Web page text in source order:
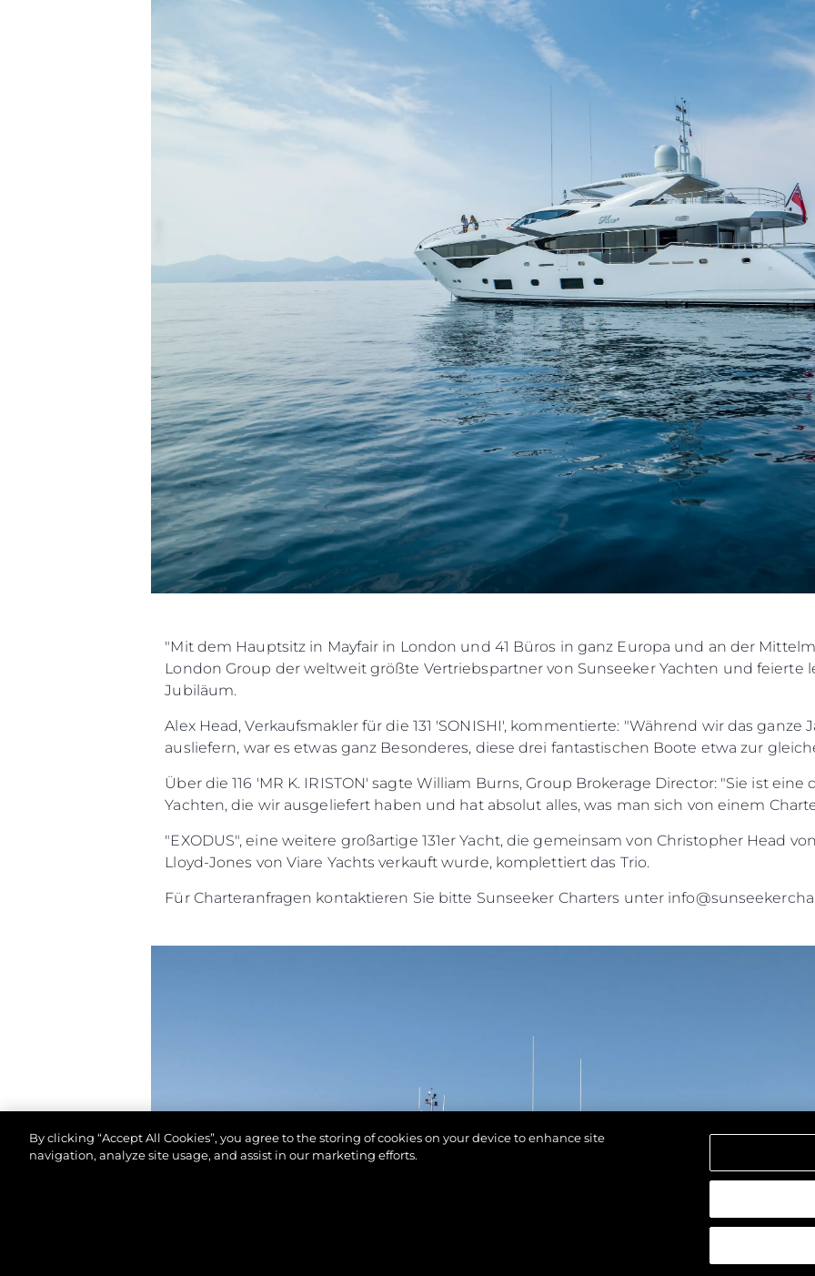
"Mit dem Hauptsitz in Mayfair in London und 41 Büros in ganz Europa und an der
London Group der weltweit größte Vertriebspartner von Sunseeker Yachten und feierte
Jubiläum.
Alex Head, Verkaufsmakler für die 131 'SONISHI', kommentierte: "Während wir das ganze
ausliefern, war es etwas ganz Besonderes, diese drei fantastischen Boote etwa zur
Über die 116 'MR K. IRISTON' sagte William Burns, Group Brokerage Director: "Sie ist
Yachten, die wir ausgeliefert haben und hat absolut alles, was man sich von einem
"EXODUS", eine weitere großartige 131er Yacht, die gemeinsam von Christopher Head
Lloyd-Jones von Viare Yachts verkauft wurde, komplettiert das Trio.
Für Charteranfragen kontaktieren Sie bitte Sunseeker Charters unter
By clicking “Accept All Cookies”, you agree to the storing of cookies on your device to enhance site
navigation, analyze site usage, and assist in our marketing efforts.